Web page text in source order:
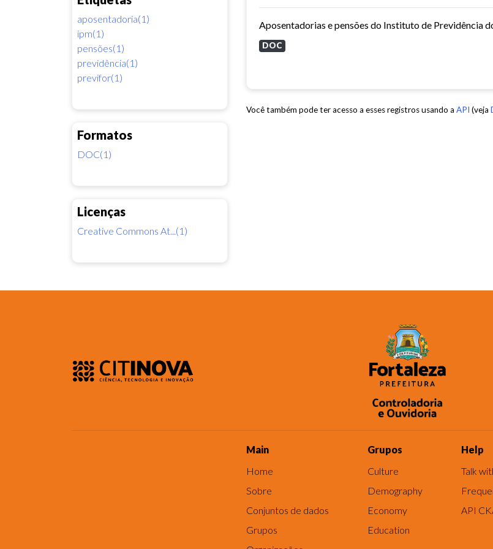
aposentadoria(1)
ipm(1)
pensões(1)
previdência(1)
previfor(1)
Formatos
DOC(1)
Licenças
Creative Commons At...(1)
Aposentadorias e pensões do Instituto de Previdência
DOC
Você também pode ter acesso a esses registros usando a API (veja
Main
Home
Sobre
Conjuntos de dados
Grupos
Grupos
Culture
Demography
Economy
Education
Help
Talk
API